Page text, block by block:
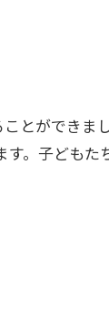
とができま
。子どもた